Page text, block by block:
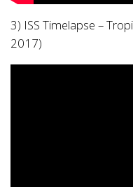
3) ISS Timelapse –
2017)